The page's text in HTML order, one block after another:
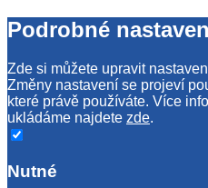
Podrobné
Zde si můžete upravit
Změny nastavení se projeví
které právě používáte. Více
ukládáme najdete zde.
Nutné